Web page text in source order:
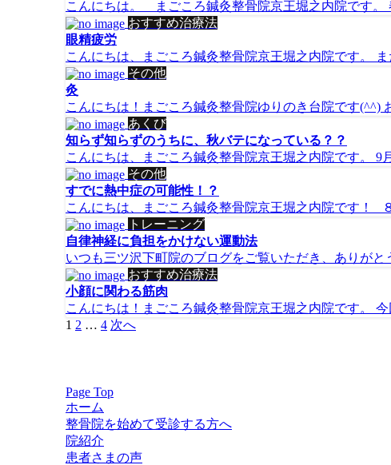
こんにちは。 まごころ鍼灸整骨院京王堀之内院です。
おすすめ治療法
眼精疲労
こんにちは、まごころ鍼灸整骨院京王堀之内院です。
その他
灸
こんにちは！まごころ鍼灸整骨院ゆりのき台院です(^^)
あくび
知らず知らずのうちに、秋バテになっている？？
こんにちは、まごころ鍼灸整骨院京王堀之内院です。 9
その他
すでに熱中症の可能性！？
こんにちは、まごころ鍼灸整骨院京王堀之内院です！
トレーニング
自律神経に負担をかけない運動法
いつも三ツ沢下町院のブログをご覧いただき、ありが
おすすめ治療法
小顔に関わる筋肉
こんにちは！まごころ鍼灸整骨院京王堀之内院です。
投
ー
ジ
送
り
1 2 … 4 次へ
Page Top
ホーム
整骨院を始めて受診する方へ
院紹介
患者さまの声